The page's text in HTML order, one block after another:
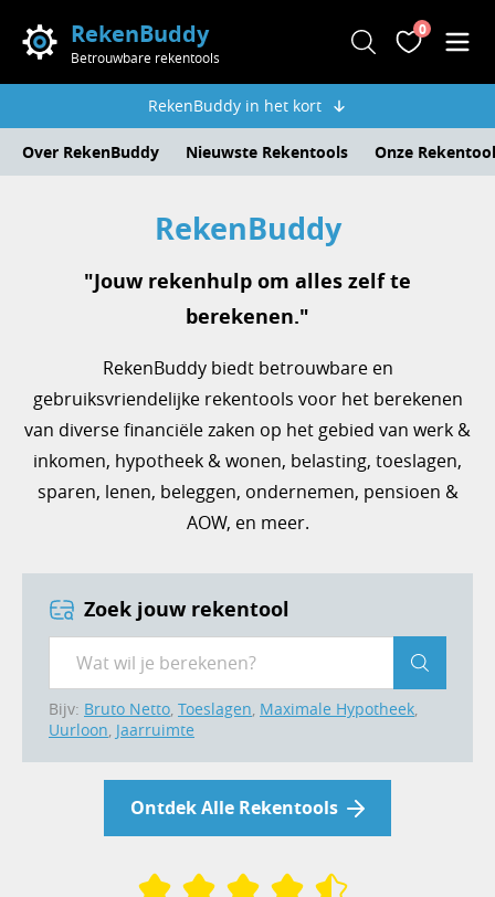
RekenBuddy
Betrouwbare rekentools Zoeken
0
RekenBuddy in het kort
Over RekenBuddy Nieuwste Rekentools Onze
RekenBuddy
"Jouw rekenhulp om alles zelf te
berekenen."
RekenBuddy biedt betrouwbare en
gebruiksvriendelijke rekentools voor het berekenen
van diverse financiële zaken op het gebied van werk &
inkomen, hypotheek & wonen, belasting, toeslagen,
sparen, lenen, beleggen, ondernemen, pensioen &
AOW, en meer.
Zoek jouw rekentool
Zoek
Bijv: Bruto Netto, Toeslagen, Maximale Hypotheek,
Uurloon, Jaarruimte
Ontdek Alle Rekentools